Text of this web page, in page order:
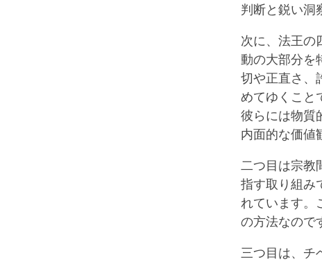
判断と鋭い洞
次に、法王の
動の大部分を
切や正直さ、
めてゆくこと
彼らには物質
内面的な価値
二つ目は宗教
指す取り組み
れています。
の方法なので
三つ目は、チ